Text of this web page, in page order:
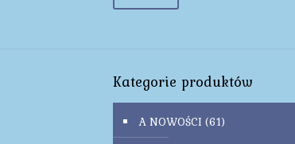
Kategorie produktów
A NOWOŚCI (61)